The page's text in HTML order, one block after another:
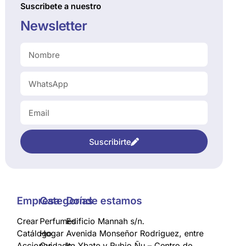
Suscribete a nuestro
Newsletter
Suscribirte
Empresa
Crear
Catálogo
Categorías
Perfumes
Hogar
Donde estamos
Edificio Mannah s/n.
Avenida Monseñor Rodriguez, entre